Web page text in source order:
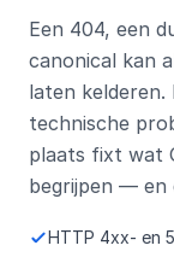
Een 404, een
canonical kan
laten kelderen.
technische
plaats fixt wat
begrijpen — en
HTTP 4xx- en